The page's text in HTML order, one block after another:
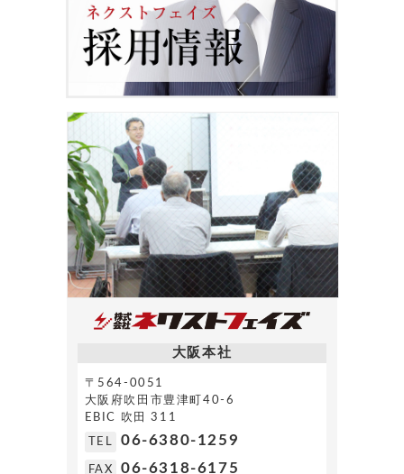
大阪本社
〒564-0051
大阪府吹田市豊津町40-6
EBIC 吹田 311
TEL 06-6380-1259
FAX 06-6318-6175